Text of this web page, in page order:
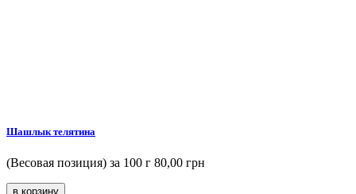
Шашлык телятина
(Весовая позиция) за 100 г 80,00 грн